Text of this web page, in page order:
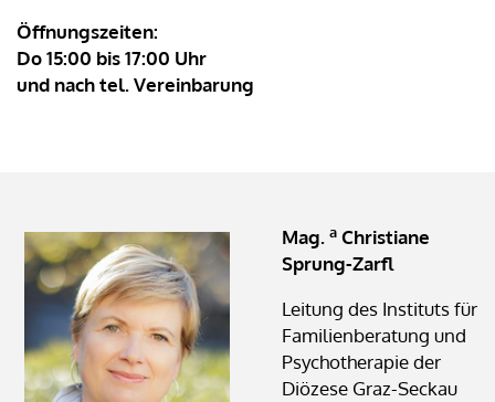
Öffnungszeiten:
Do 15:00 bis 17:00 Uhr
und nach tel. Vereinbarung
Mag. a Christiane
Sprung-Zarfl
Leitung des Instituts für
Familienberatung und
Psychotherapie der
Diözese Graz-Seckau